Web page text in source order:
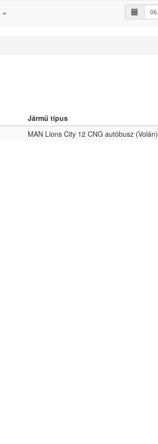
Jármű típus
MAN Lions City 12 CNG autóbusz (Volán)